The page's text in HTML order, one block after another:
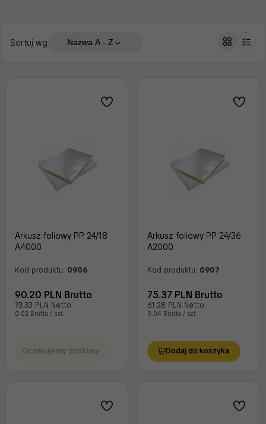
Sortuj wg Nazwa A - Z
Arkusz foliowy PP 24/18
A4000
Kod produktu: 0906
90.20 PLN Brutto
73.33 PLN Netto
0.02 Brutto / szt.
Oczekujemy dostawy
Arkusz foliowy PP 24/36
A2000
Kod produktu: 0907
75.37 PLN Brutto
61.28 PLN Netto
0.04 Brutto / szt.
Dodaj do koszyka